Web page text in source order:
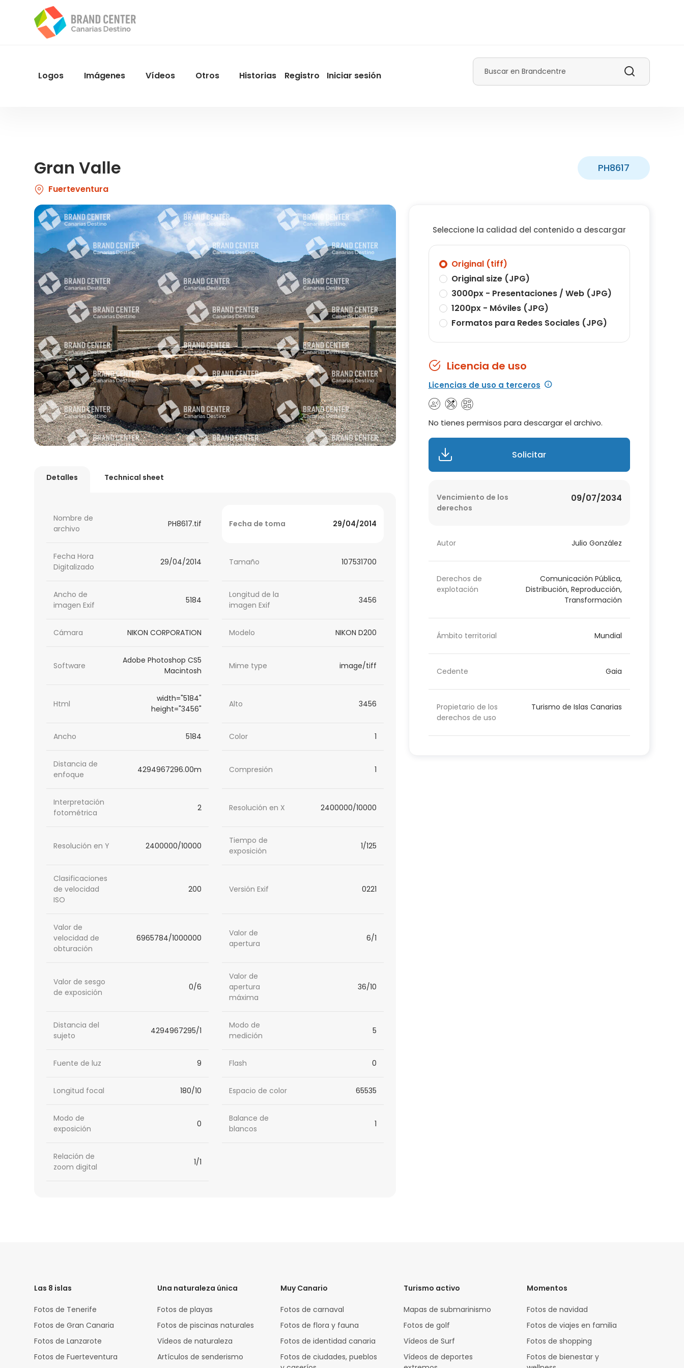
contenido
Menu
Logos Imágenes Vídeos Otros Historias
User
Registro Iniciar sesión
Buscar
Gran Valle PH8617
Fuerteventura
Detalles Technical sheet
Nombre de
archivo
PH8617.tif Fecha de toma 29/04/2014
Fecha Hora
Digitalizado
29/04/2014 Tamaño 107531700
Ancho de
imagen Exif
5184
Longitud de la
imagen Exif
3456
Cámara NIKON CORPORATION Modelo NIKON D200
Software
Adobe Photoshop CS5
Macintosh
Mime type image/tiff
Html
width="5184"
height="3456"
Alto 3456
Ancho 5184 Color 1
Distancia de
enfoque
4294967296.00m Compresión 1
Interpretación
fotométrica
2 Resolución en X 2400000/10000
Resolución en Y 2400000/10000
Tiempo de
exposición
1/125
Clasificaciones
de velocidad
ISO
200 Versión Exif 0221
Valor de
velocidad de
obturación
6965784/1000000
Valor de
apertura
6/1
Valor de sesgo
de exposición
0/6
Valor de
apertura
máxima
36/10
Distancia del
sujeto
4294967295/1
Modo de
medición
5
Fuente de luz 9 Flash 0
Longitud focal 180/10 Espacio de color 65535
Modo de
exposición
0
Balance de
blancos
1
Relación de
zoom digital
1/1
Seleccione la calidad del contenido a descargar
Original (tiff)
Original size (JPG)
3000px - Presentaciones / Web (JPG)
1200px - Móviles (JPG)
Formatos para Redes Sociales (JPG)
Licencia de uso
Licencias de uso a terceros
No tienes permisos para descargar el archivo.
Solicitar
Vencimiento de los
derechos
09/07/2034
Autor Julio González
Derechos de
explotación
Comunicación Pública,
Distribución, Reproducción,
Transformación
Ámbito territorial Mundial
Cedente Gaia
Propietario de los
derechos de uso
Turismo de Islas Canarias
Las 8 islas
Fotos de Tenerife
Fotos de Gran Canaria
Fotos de Lanzarote
Fotos de Fuerteventura
Una naturaleza única
Fotos de playas
Fotos de piscinas naturales
Vídeos de naturaleza
Artículos de senderismo
Muy Canario
Fotos de carnaval
Fotos de flora y fauna
Fotos de identidad canaria
Fotos de ciudades, pueblos
Turismo activo
Mapas de submarinismo
Fotos de golf
Vídeos de Surf
Vídeos de deportes
Momentos
Fotos de navidad
Fotos de viajes en familia
Fotos de shopping
Fotos de bienestar y